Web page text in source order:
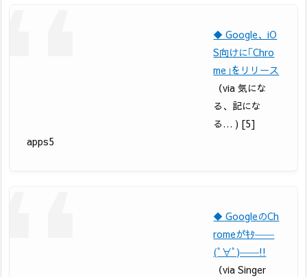
◆ Google、iO
S向けに｢Chro
me｣をリリース
（via 気にな
る、記にな
る… ) [5]
apps5
◆ GoogleのCh
romeがｷﾀ――
(ﾟ∀ﾟ)――!!
（via Singer